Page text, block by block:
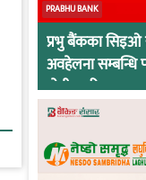
PRABHU BANK
प्रभु बैंकका सिइओ
अवहेलना सम्बन्धि
दोषी ठहरिए